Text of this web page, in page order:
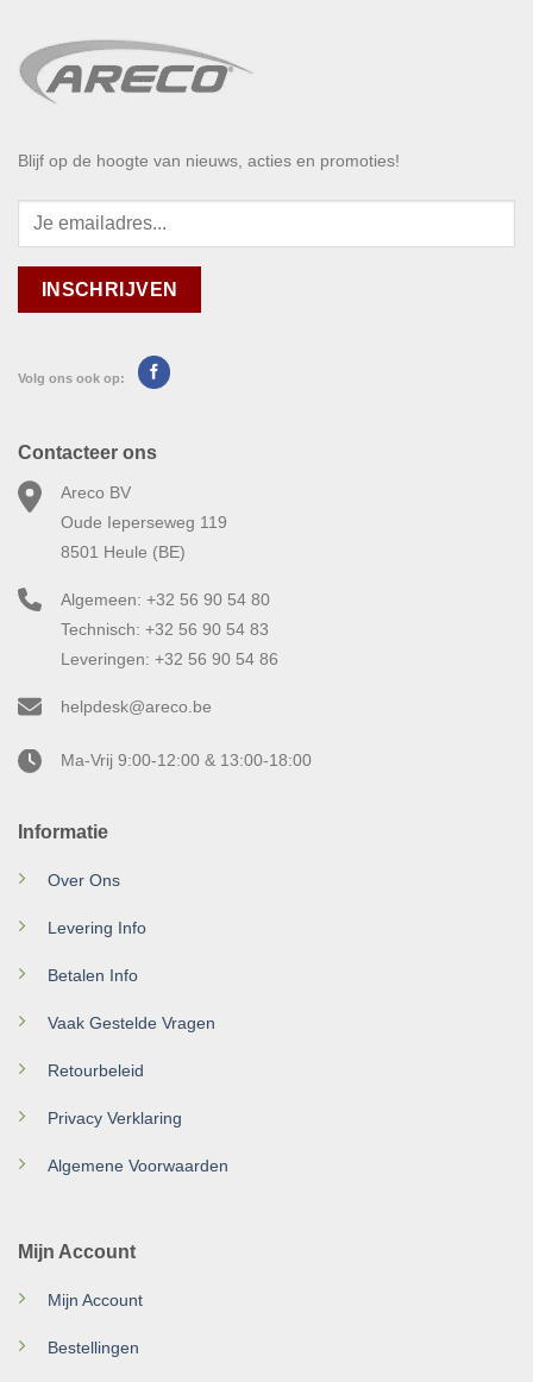
Blijf op de hoogte van nieuws, acties en promoties!
Volg ons ook op:
Informatie
Over Ons
Levering Info
Betalen Info
Vaak Gestelde Vragen
Retourbeleid
Privacy Verklaring
Algemene Voorwaarden
Mijn Account
Mijn Account
Bestellingen
Contacteer ons
Areco BV
Oude Ieperseweg 119
8501 Heule (BE)
Algemeen: +32 56 90 54 80
Technisch: +32 56 90 54 83
Leveringen: +32 56 90 54 86
helpdesk@areco.be
Ma-Vrij 9:00-12:00 & 13:00-18:00